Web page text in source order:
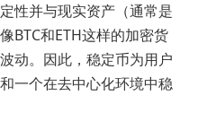
性并与现实资产（通常是
BTC和ETH这样的加密货
动。因此，稳定币为用户
一个在去中心化环境中稳